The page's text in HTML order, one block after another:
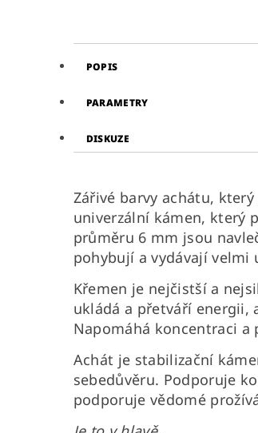
POPIS
PARAMETRY
DISKUZE
Zářivé barvy achátu,
univerzální kámen, který
průměru 6 mm jsou
pohybují a vydávají velmi
Křemen je nejčistší a
ukládá a přetváří energii,
Napomáhá koncentraci a
Achát je stabilizační
sebedůvěru. Podporuje
podporuje vědomé